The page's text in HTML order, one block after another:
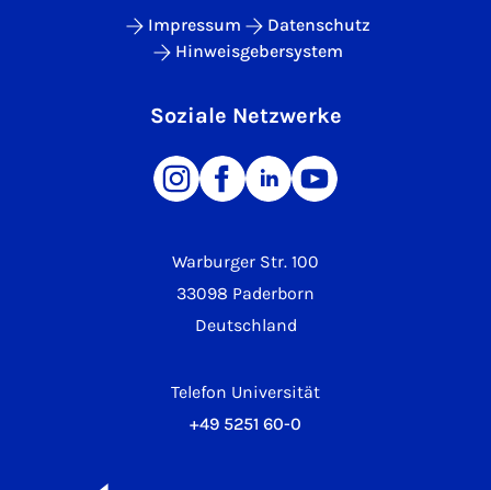
Warburger Str. 100
33098 Paderborn
Deutschland
Telefon Universität
+49 5251 60-0
Impressum
Datenschutz
Hinweisgebersystem
Soziale Netzwerke